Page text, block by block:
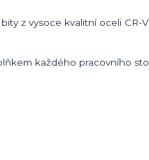
z vysoce kvalitní oceli CR-
každého pracovního